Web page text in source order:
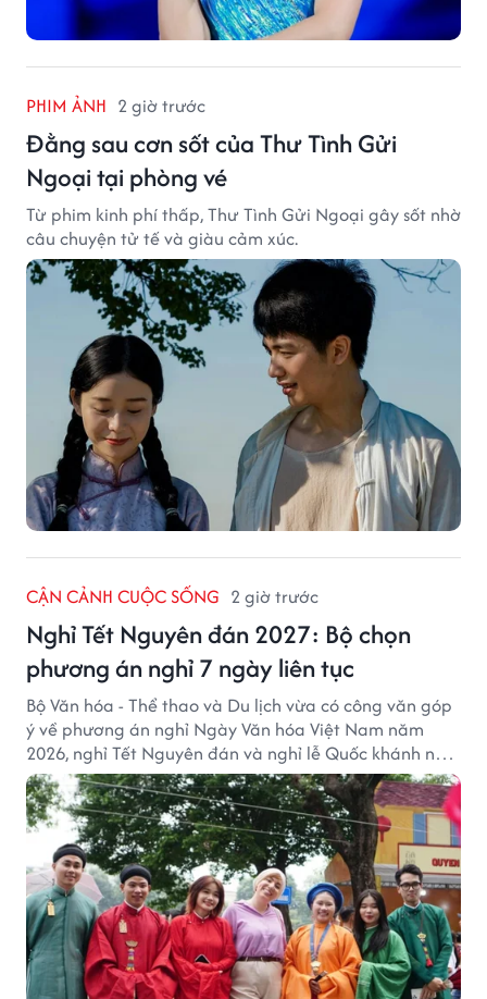
PHIM ẢNH 2 giờ trước
Đằng sau cơn sốt của Thư Tình Gửi
Ngoại tại phòng vé
Từ phim kinh phí thấp, Thư Tình Gửi Ngoại gây sốt nhờ
câu chuyện tử tế và giàu cảm xúc.
CẬN CẢNH CUỘC SỐNG 2 giờ trước
Nghỉ Tết Nguyên đán 2027: Bộ chọn
phương án nghỉ 7 ngày liên tục
Bộ Văn hóa - Thể thao và Du lịch vừa có công văn góp
ý về phương án nghỉ Ngày Văn hóa Việt Nam năm
2026, nghỉ Tết Nguyên đán và nghỉ lễ Quốc khánh năm
2027.